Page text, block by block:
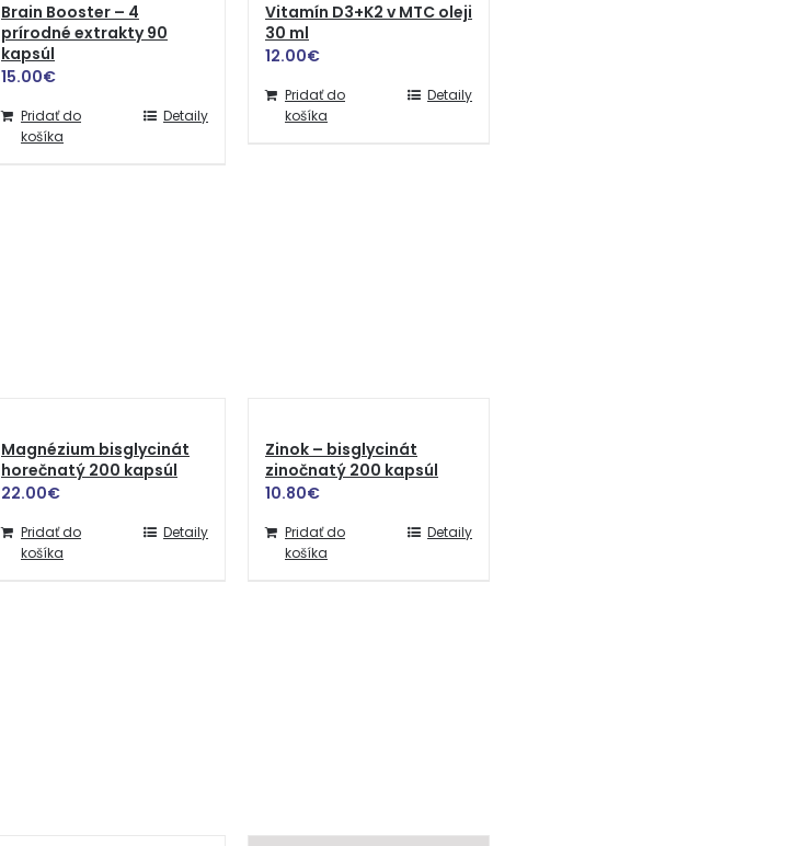
Brain Booster – 4
prírodné extrakty 90
kapsúl
15.00€
Pridať do
košíka
Detaily
Vitamín D3+K2 v MTC oleji
30 ml
12.00€
Pridať do
košíka
Detaily
Magnézium bisglycinát
horečnatý 200 kapsúl
22.00€
Pridať do
košíka
Detaily
Zinok – bisglycinát
zinočnatý 200 kapsúl
10.80€
Pridať do
košíka
Detaily